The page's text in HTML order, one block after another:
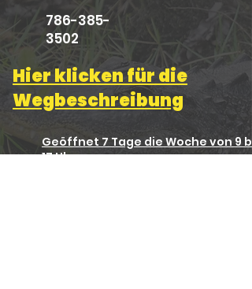
786-385-
3502
Hier klicken für die
Wegbeschreibung
Geöffnet 7 Tage die Woche von 9
17 Uhr